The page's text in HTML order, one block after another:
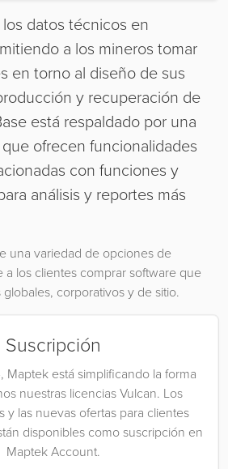
datos técnicos en
a los mineros tomar
en torno al diseño de sus
y recuperación de
está respaldado por una
ofrecen funcionalidades
con funciones y
análisis y reportes más
una variedad de opciones de
a los clientes comprar software que
corporativos y de sitio.
Suscripción
Maptek está simplificando la forma
nuestras licencias Vulcan. Los
y las nuevas ofertas para clientes
disponibles como suscripción en
Maptek Account.